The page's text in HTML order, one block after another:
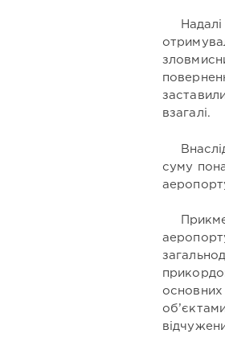
взагалі.
суму